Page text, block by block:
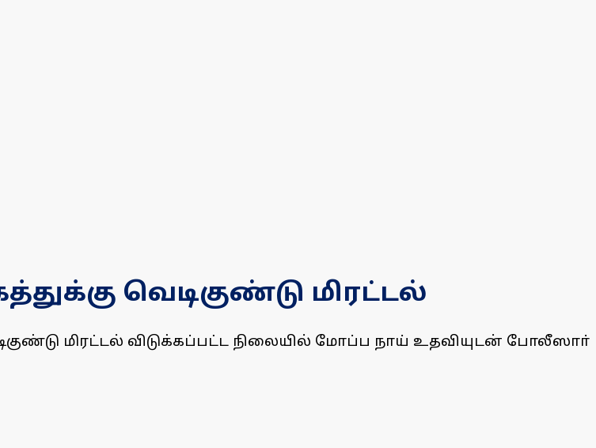
வெடிகுண்டு மிரட்டல்
மிரட்டல் விடுக்கப்பட்ட நிலையில் மோப்ப நாய் உதவியுடன் போலீஸாா்